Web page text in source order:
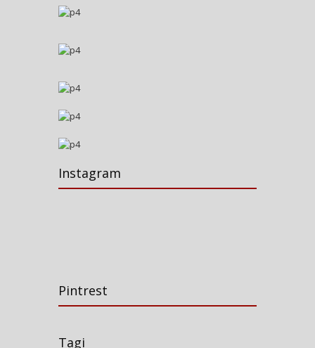
Instagram
Pintrest
Tagi